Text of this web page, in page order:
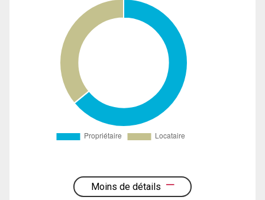
Moins de détails